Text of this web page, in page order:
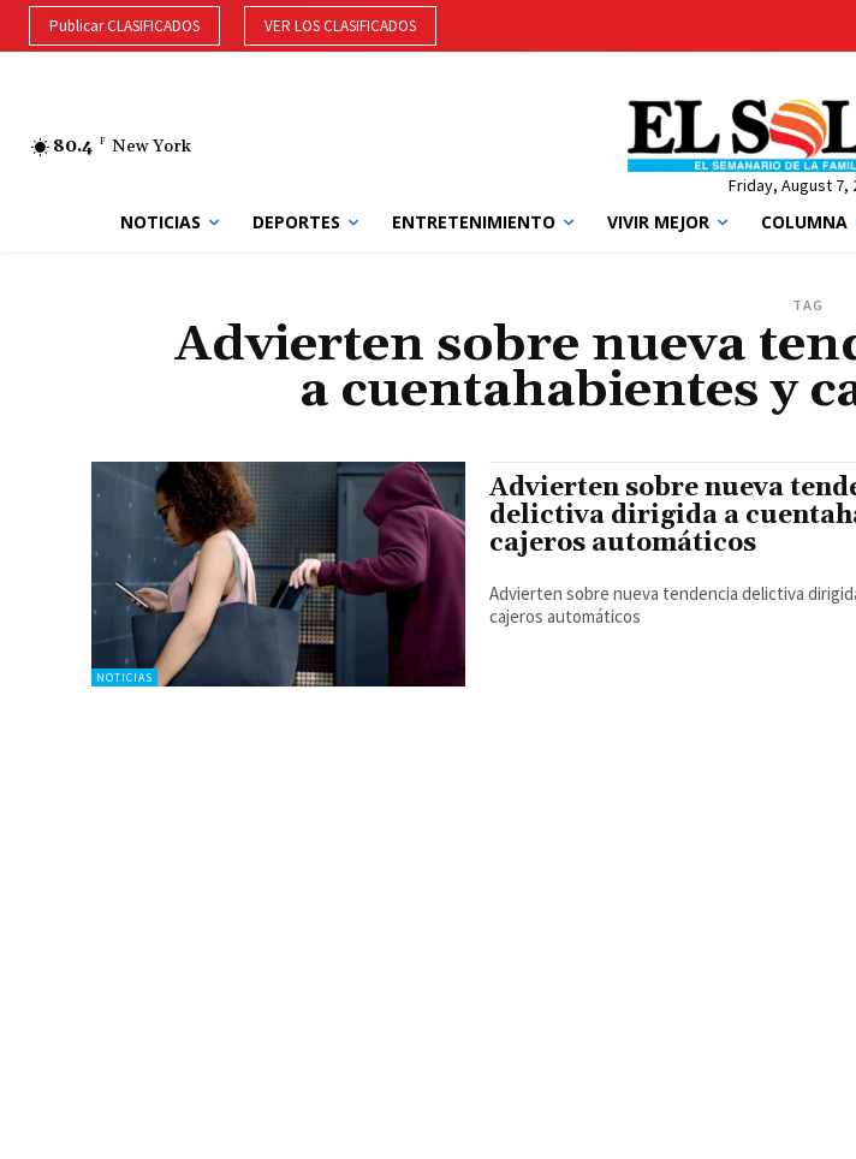
Publicar CLASIFICADOS VER LOS CLASIFICADOS
80.4 F New York
Friday, August 7,
NOTICIAS DEPORTES ENTRETENIMIENTO VIVIR MEJOR COLUMNA
TAG
Advierten sobre nueva
a cuentahabientes y
NOTICIAS
Advierten sobre nueva
delictiva dirigida a
cajeros automáticos
Advierten sobre nueva tendencia delictiva
cajeros automáticos